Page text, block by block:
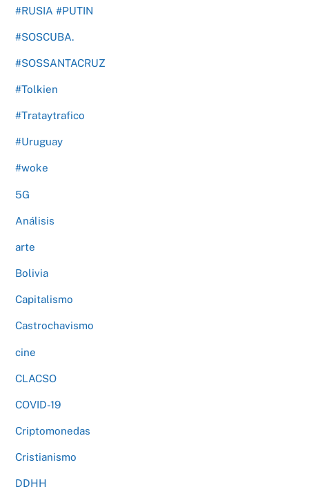
#RUSIA #PUTIN
#SOSCUBA.
#SOSSANTACRUZ
#Tolkien
#Trataytrafico
#Uruguay
#woke
5G
Análisis
arte
Bolivia
Capitalismo
Castrochavismo
cine
CLACSO
COVID-19
Criptomonedas
Cristianismo
DDHH